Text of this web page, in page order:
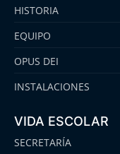
HISTORIA
EQUIPO
OPUS DEI
INSTALACIONES
VIDA ESCOLAR
SECRETARÍA